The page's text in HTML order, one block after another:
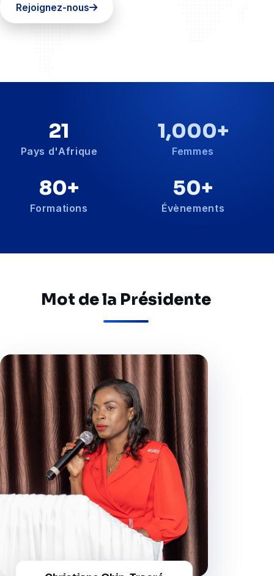
Rejoignez-nous
21
Pays d'Afrique
1,000+
Femmes
80+
Formations
50+
Évènements
Mot de la Présidente